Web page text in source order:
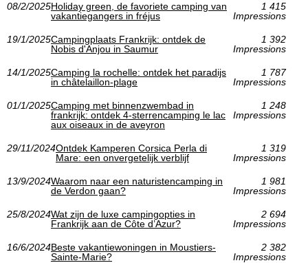
08/2/2025Holiday green, de favoriete camping van
vakantiegangers in fréjus
1 415
Impressions
19/1/2025Campingplaats Frankrijk: ontdek de
Nobis d'Anjou in Saumur
1 392
Impressions
14/1/2025Camping la rochelle: ontdek het paradijs
in châtelaillon-plage
1 787
Impressions
01/1/2025Camping met binnenzwembad in
frankrijk: ontdek 4-sterrencamping le lac
aux oiseaux in de aveyron
1 248
Impressions
29/11/2024Ontdek Kamperen Corsica Perla di
Mare: een onvergetelijk verblijf
1 319
Impressions
13/9/2024Waarom naar een naturistencamping in
de Verdon gaan?
1 981
Impressions
25/8/2024Wat zijn de luxe campingopties in
Frankrijk aan de Côte d’Azur?
2 694
Impressions
16/6/2024Beste vakantiewoningen in Moustiers-
Sainte-Marie?
2 382
Impressions